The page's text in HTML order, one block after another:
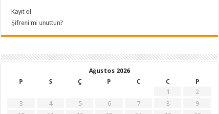
Kayıt ol
Şifreni mi unuttun?
Ağustos 2026
P
S Ç P C C
P
1
2
3
4 5 6 7 8
9